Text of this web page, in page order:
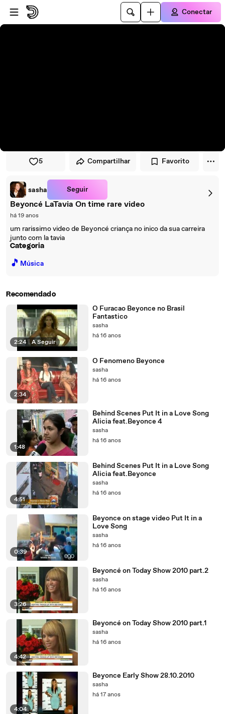
Pular para o player
Ir para o conteúdo principal
Conectar
5 Compartilhar Favorito
sasha Seguir
Beyoncé LaTavia On time rare video
há 19 anos
um rarissimo video de Beyoncé criança no inico da sua carreira
junto com la tavia
Categoria
🎵 Música
Recomendado
2:24 A Seguir
O Furacao Beyonce no Brasil
Fantastico
sasha
há 16 anos
2:34
O Fenomeno Beyonce
sasha
há 16 anos
1:48
Behind Scenes Put It in a Love Song
Alicia feat.Beyonce 4
sasha
há 16 anos
4:51
Behind Scenes Put It in a Love Song
Alicia feat.Beyonce
sasha
há 16 anos
0:39
Beyonce on stage video Put It in a
Love Song
sasha
há 16 anos
3:26
Beyoncé on Today Show 2010 part.2
sasha
há 16 anos
4:42
Beyoncé on Today Show 2010 part.1
sasha
há 16 anos
4:04
Beyonce Early Show 28.10.2010
sasha
há 17 anos